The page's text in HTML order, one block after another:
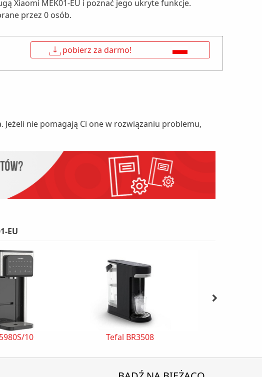
Xiaomi MEK01-EU i poznać jego ukryte funkcje.
przez 0 osób.
↓ pobierz za darmo!
nie pomagają Ci one w rozwiązaniu problemu,
EU
10 Tefal BR3508